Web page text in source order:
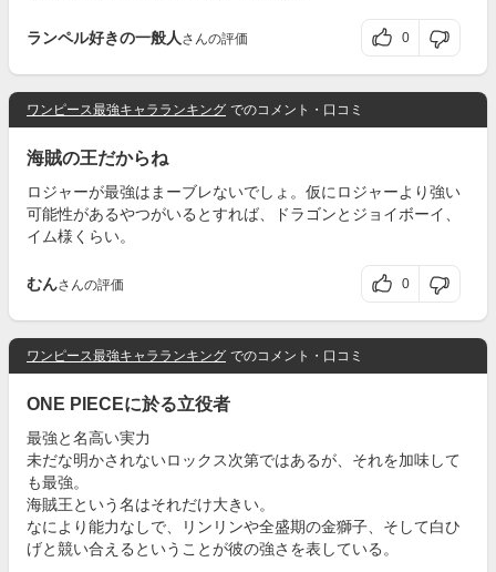
ランペル好きの一般人 さんの評価 0
ワンピース最強キャラランキング でのコメント・口コミ
海賊の王だからね
ロジャーが最強はまーブレないでしょ。仮にロジャーより強い
可能性があるやつがいるとすれば、ドラゴンとジョイボーイ、
イム様くらい。
むんさんの評価 0
ワンピース最強キャラランキング でのコメント・口コミ
ONE PIECEに於る立役者
最強と名高い実力
未だな明かされないロックス次第ではあるが、それを加味して
も最強。
海賊王という名はそれだけ大きい。
なにより能力なしで、リンリンや全盛期の金獅子、そして白ひ
げと競い合えるということが彼の強さを表している。